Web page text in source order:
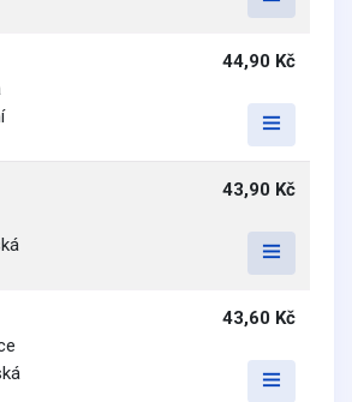
44,90 Kč
43,90 Kč
43,60 Kč